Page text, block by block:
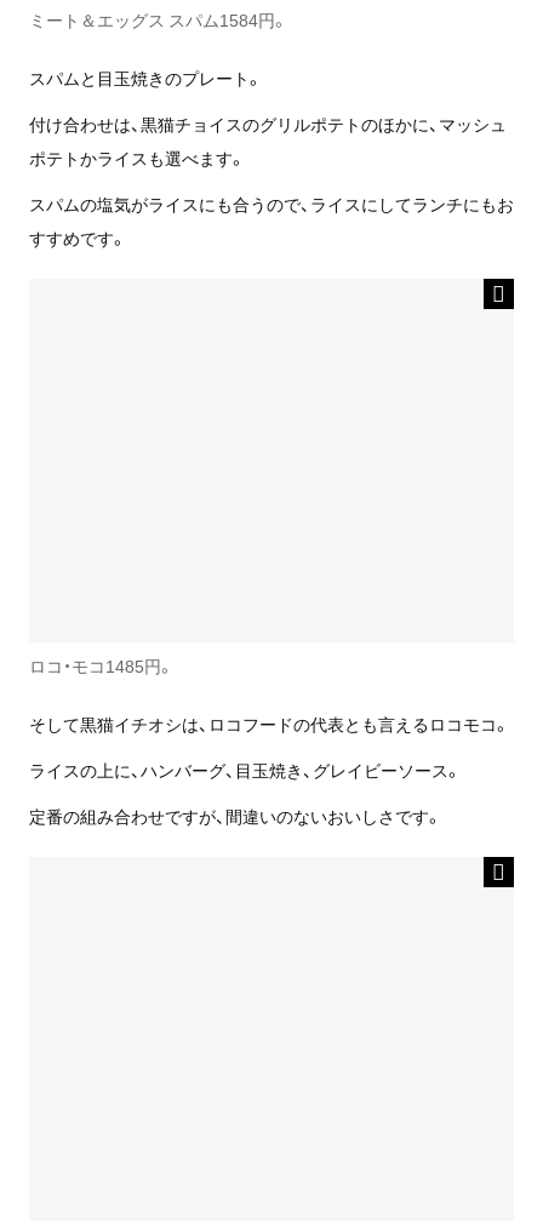
ミート＆エッグス スパム1584円。
スパムと目玉焼きのプレート。
付け合わせは、黒猫チョイスのグリルポテトのほかに、マッシュ
ポテトかライスも選べます。
スパムの塩気がライスにも合うので、ライスにしてランチにもお
すすめです。
ロコ・モコ1485円。
そして黒猫イチオシは、ロコフードの代表とも言えるロコモコ。
ライスの上に、ハンバーグ、目玉焼き、グレイビーソース。
定番の組み合わせですが、間違いのないおいしさです。